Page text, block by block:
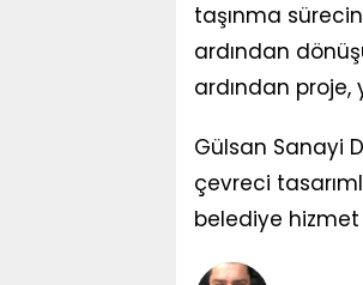
taşınma
ardından
ardından proje,
Gülsan Sanayi
çevreci
belediye hizmet